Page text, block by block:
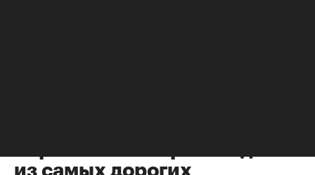
из самых дорогих